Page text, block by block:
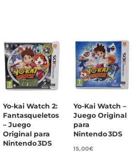
Yo‑kai Watch 2:
Fantasqueletos
– Juego
Original para
Nintendo 3DS
Yo‑Kai Watch –
Juego Original
para
Nintendo 3DS
15,00€